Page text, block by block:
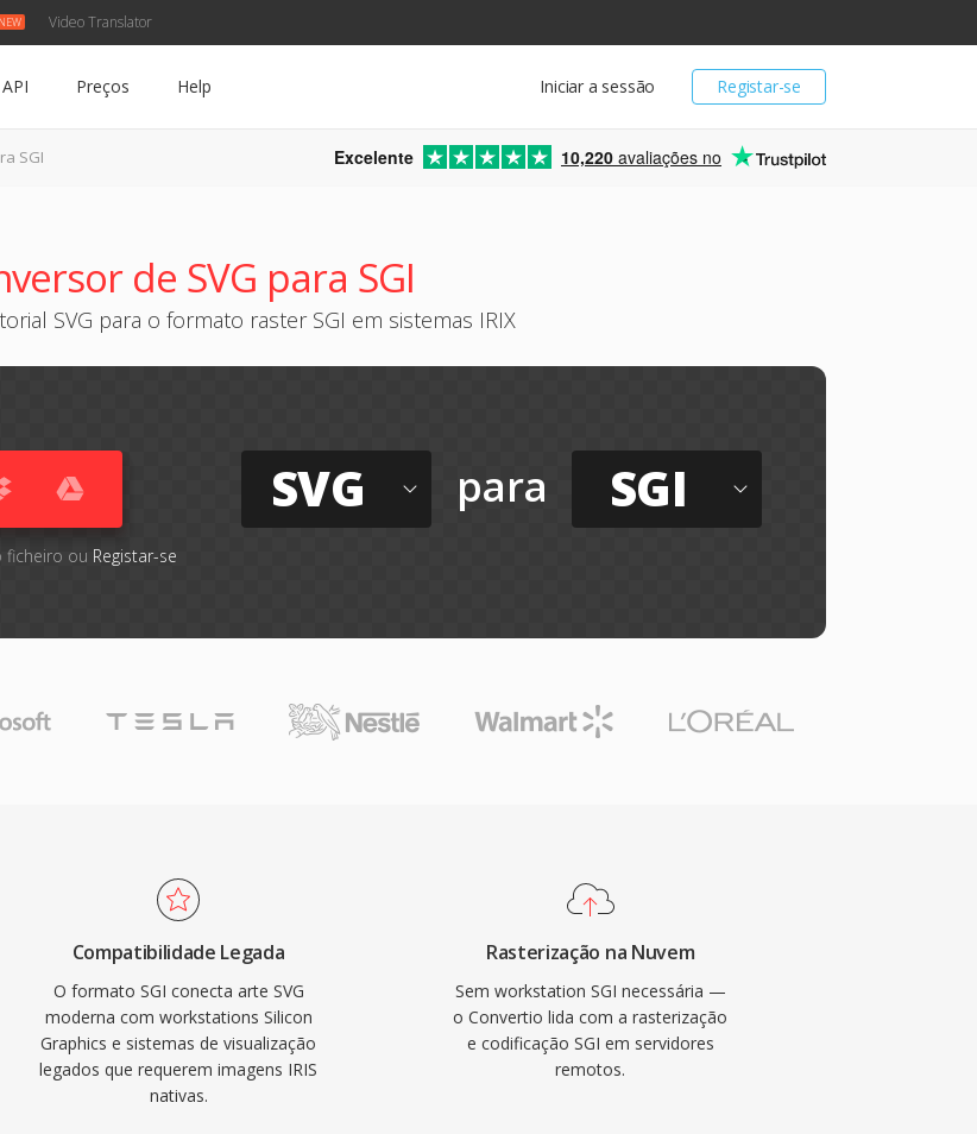
Video Translator
Registar-se
Iniciar a sessão
API Preços Help
SGI Excelente 10,220 avaliações no
de SVG para SGI
SVG para o formato raster SGI em sistemas IRIX
ficheiro ou Registar-se
SVG para SGI
Compatibilidade Legada
O formato SGI conecta arte SVG
moderna com workstations Silicon
Graphics e sistemas de visualização
legados que requerem imagens IRIS
nativas.
Rasterização na Nuvem
Sem workstation SGI necessária —
o Convertio lida com a rasterização
e codificação SGI em servidores
remotos.